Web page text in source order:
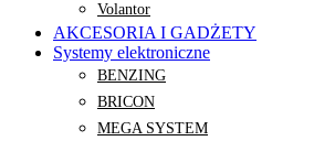
Volantor
AKCESORIA I GADŻETY
Systemy elektroniczne
BENZING
BRICON
MEGA SYSTEM